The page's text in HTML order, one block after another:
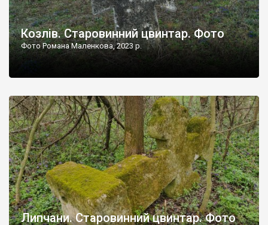
Козлів. Старовинний цвинтар. Фото
Фото Романа Маленкова, 2023 р.
Липчани. Старовинний цвинтар. Фото